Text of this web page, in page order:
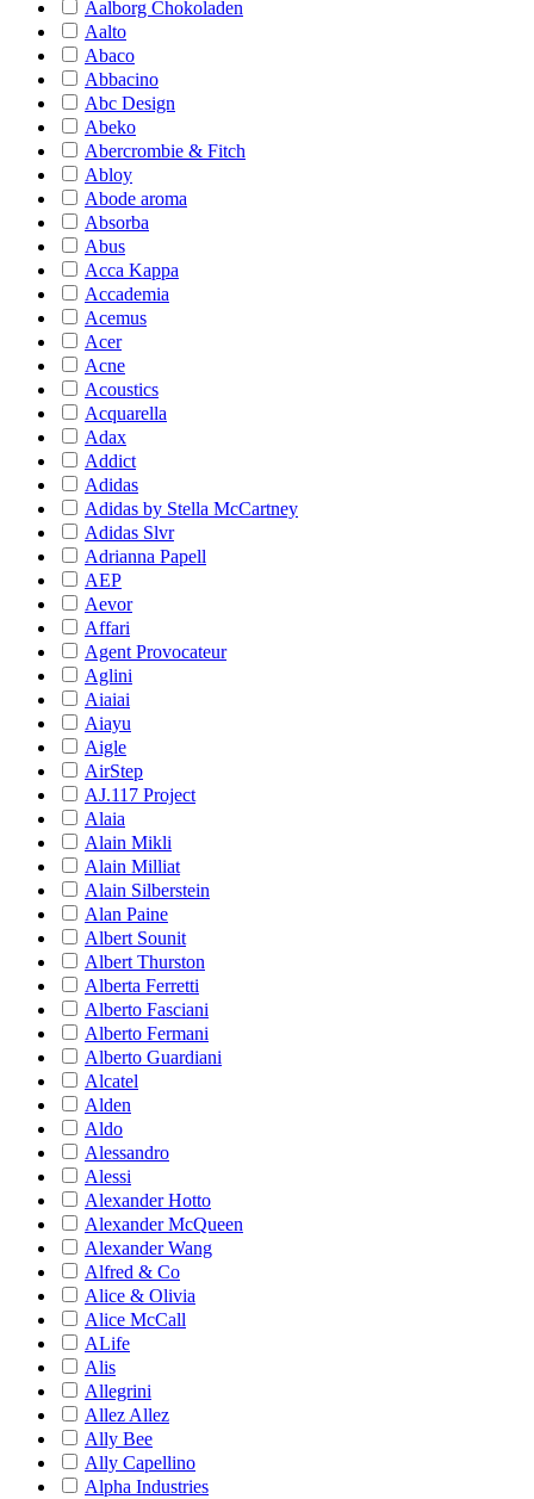
Aalborg Chokoladen
Aalto
Abaco
Abbacino
Abc Design
Abeko
Abercrombie & Fitch
Abloy
Abode aroma
Absorba
Abus
Acca Kappa
Accademia
Acemus
Acer
Acne
Acoustics
Acquarella
Adax
Addict
Adidas
Adidas by Stella McCartney
Adidas Slvr
Adrianna Papell
AEP
Aevor
Affari
Agent Provocateur
Aglini
Aiaiai
Aiayu
Aigle
AirStep
AJ.117 Project
Alaia
Alain Mikli
Alain Milliat
Alain Silberstein
Alan Paine
Albert Sounit
Albert Thurston
Alberta Ferretti
Alberto Fasciani
Alberto Fermani
Alberto Guardiani
Alcatel
Alden
Aldo
Alessandro
Alessi
Alexander Hotto
Alexander McQueen
Alexander Wang
Alfred & Co
Alice & Olivia
Alice McCall
ALife
Alis
Allegrini
Allez Allez
Ally Bee
Ally Capellino
Alpha Industries